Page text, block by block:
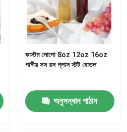
কাস্টম লোগো 8oz 12oz 16oz
পানীয় সস রস গ্লাস স্টট বোতল
অনুসন্ধান পাঠান